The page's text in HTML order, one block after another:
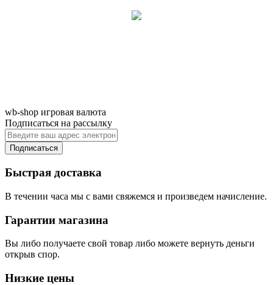
wb-shop игровая валюта
Подписаться на рассылку
Подписаться
Быстрая доставка
В течении часа мы с вами свяжемся и произведем начисление.
Гарантии магазина
Вы либо получаете свой товар либо можете вернуть деньги
открыв спор.
Низкие цены